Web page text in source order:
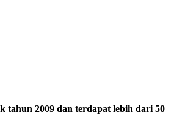
tahun 2009 dan terdapat lebih dari 50